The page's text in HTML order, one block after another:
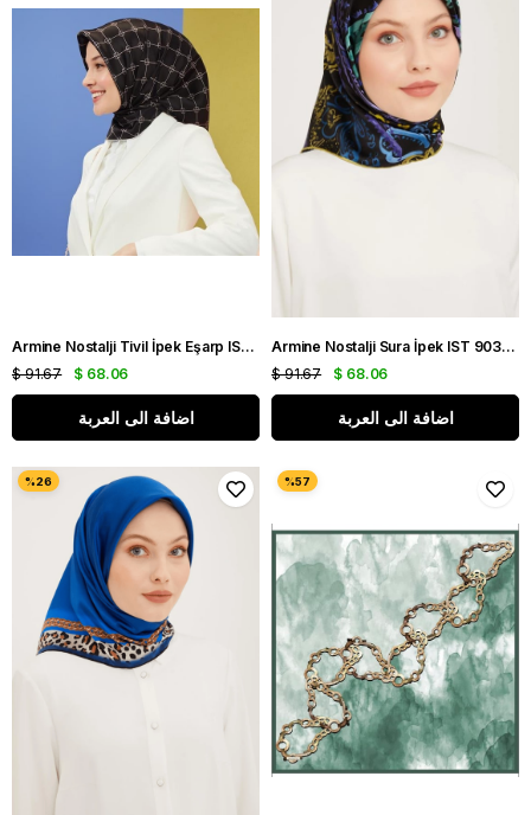
Armine Nostalji Tivil İpek Eşarp IST 8555-14 Siyah Logo Desen
$ 68.06
$ 91.67
اضافة الى العربة
Armine Nostalji Sura İpek IST 9037 - 52 Siyah Mor
$ 68.06
$ 91.67
اضافة الى العربة